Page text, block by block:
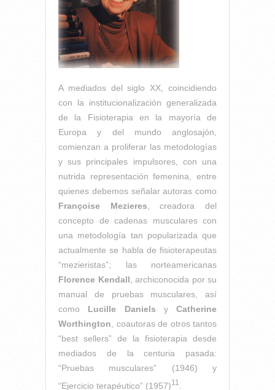
A mediados del siglo XX, coincidiendo
con la institucionalización generalizada
de la Fisioterapia en la mayoría de
Europa y del mundo anglosajón,
comienzan a proliferar las metodologías
y sus principales impulsores, con una
nutrida representación femenina, entre
quienes debemos señalar autoras como
Françoise Mezieres, creadora del
concepto de cadenas musculares con
una metodología tan popularizada que
actualmente se habla de fisioterapeutas
“mezieristas”; las norteamericanas
Florence Kendall, archiconocida por su
manual de pruebas musculares, así
como Lucille Daniels y Catherine
Worthington, coautoras de otros tantos
“best sellers” de la fisioterapia desde
mediados de la centuria pasada:
“Pruebas musculares” (1946) y
“Ejercicio terapéutico” (1957)11